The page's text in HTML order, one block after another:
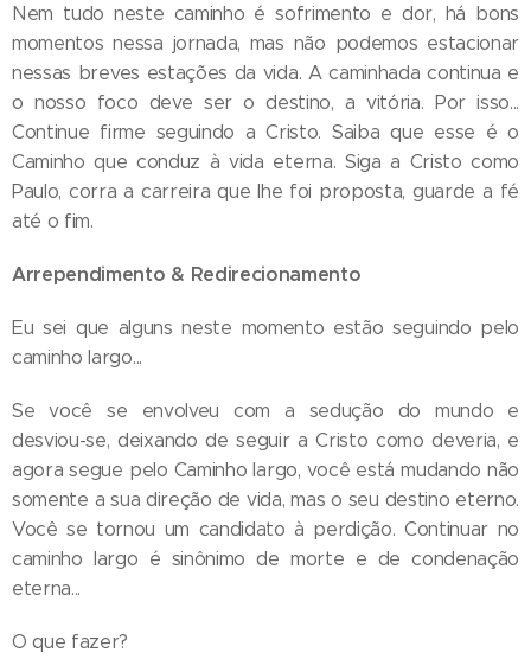
Nem tudo neste caminho é sofrimento e dor, há bons
momentos nessa jornada, mas não podemos estacionar
nessas breves estações da vida. A caminhada continua e
o nosso foco deve ser o destino, a vitória. Por isso...
Continue firme seguindo a Cristo. Saiba que esse é o
Caminho que conduz à vida eterna. Siga a Cristo como
Paulo, corra a carreira que lhe foi proposta, guarde a fé
até o fim.
Arrependimento & Redirecionamento
Eu sei que alguns neste momento estão seguindo pelo
caminho largo...
Se você se envolveu com a sedução do mundo e
desviou-se, deixando de seguir a Cristo como deveria, e
agora segue pelo Caminho largo, você está mudando não
somente a sua direção de vida, mas o seu destino eterno.
Você se tornou um candidato à perdição. Continuar no
caminho largo é sinônimo de morte e de condenação
eterna...
O que fazer?